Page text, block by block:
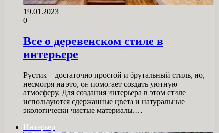
19.01.2023
0
Все о деревенском стиле в
интерьере
Рустик – достаточно простой и брутальный стиль, но,
несмотря на это, он помогает создать уютную
атмосферу. Для создания интерьера в этом стиле
используются сдержанные цвета и натуральные
экологически чистые материалы.…
Интерьер